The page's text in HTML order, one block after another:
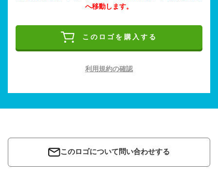
へ移動します。
このロゴを購入する
利用規約の確認
このロゴについて問い合わせする